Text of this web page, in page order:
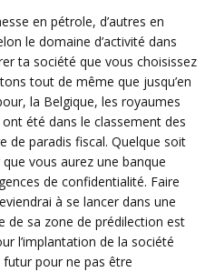
en pétrole, d’autres en
le domaine d’activité dans
ta société que vous choisissez
tout de même que jusqu’en
la Belgique, les royaumes
été dans le classement des
de paradis fiscal. Quelque soit
vous aurez une banque
de confidentialité. Faire
à se lancer dans une
de sa zone de prédilection est
l’implantation de la société
pour ne pas être